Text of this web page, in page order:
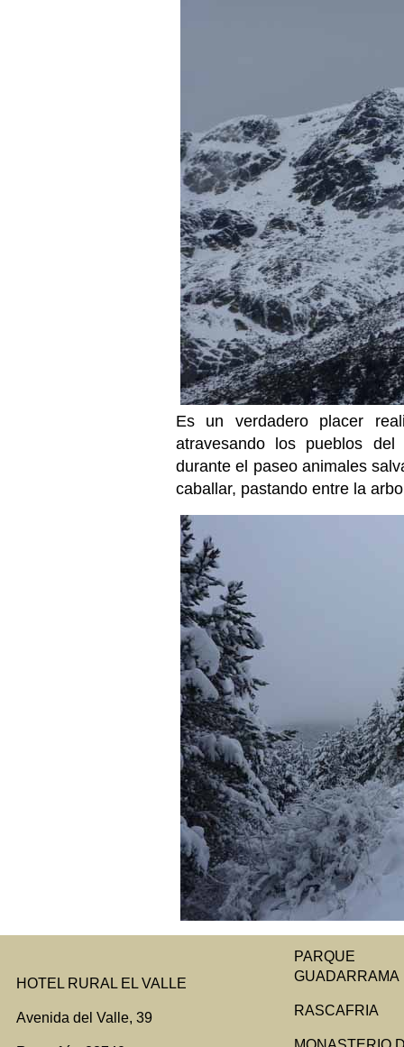
Es un verdadero placer
atravesando los pueblos
durante el paseo animales
caballar, pastando entre la
HOTEL RURAL EL VALLE
Avenida del Valle, 39
PARQUE
GUADARRAMA
RASCAFRIA